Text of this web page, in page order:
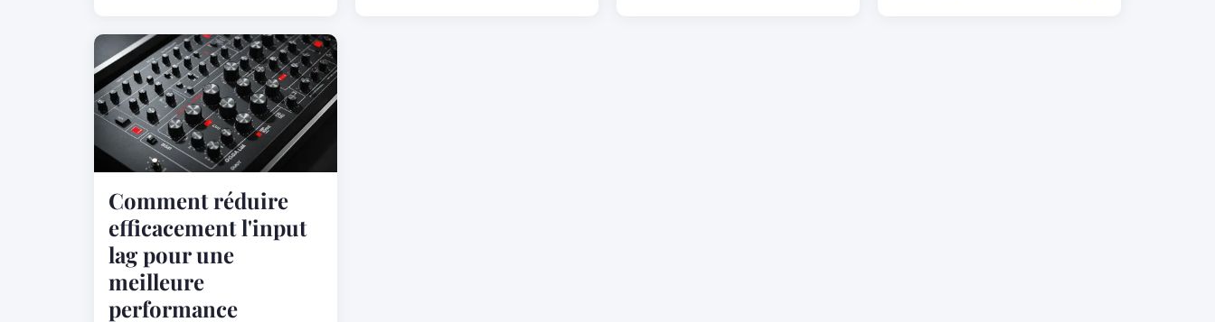
Comment réduire
efficacement l'input
lag pour une
meilleure
performance